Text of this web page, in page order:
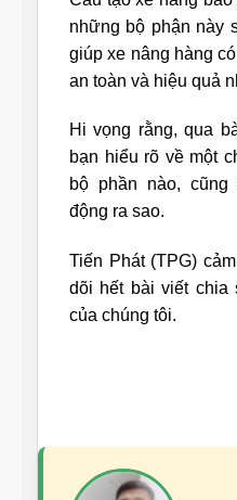
những bộ phận này
giúp xe nâng hàng
an toàn và hiệu quả
Hi vọng rằng, qua
bạn hiểu rõ về một
bộ phần nào,
động ra sao.
Tiến Phát (TPG)
dõi hết bài viết chia
của chúng tôi.